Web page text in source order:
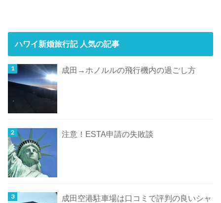
ハワイ新婚旅行記 人気の記事
成田→ホノルルの飛行機内の過ごし方
注意！ESTA申請の失敗談
成田空港駐車場は口コミで評判の良いシャ